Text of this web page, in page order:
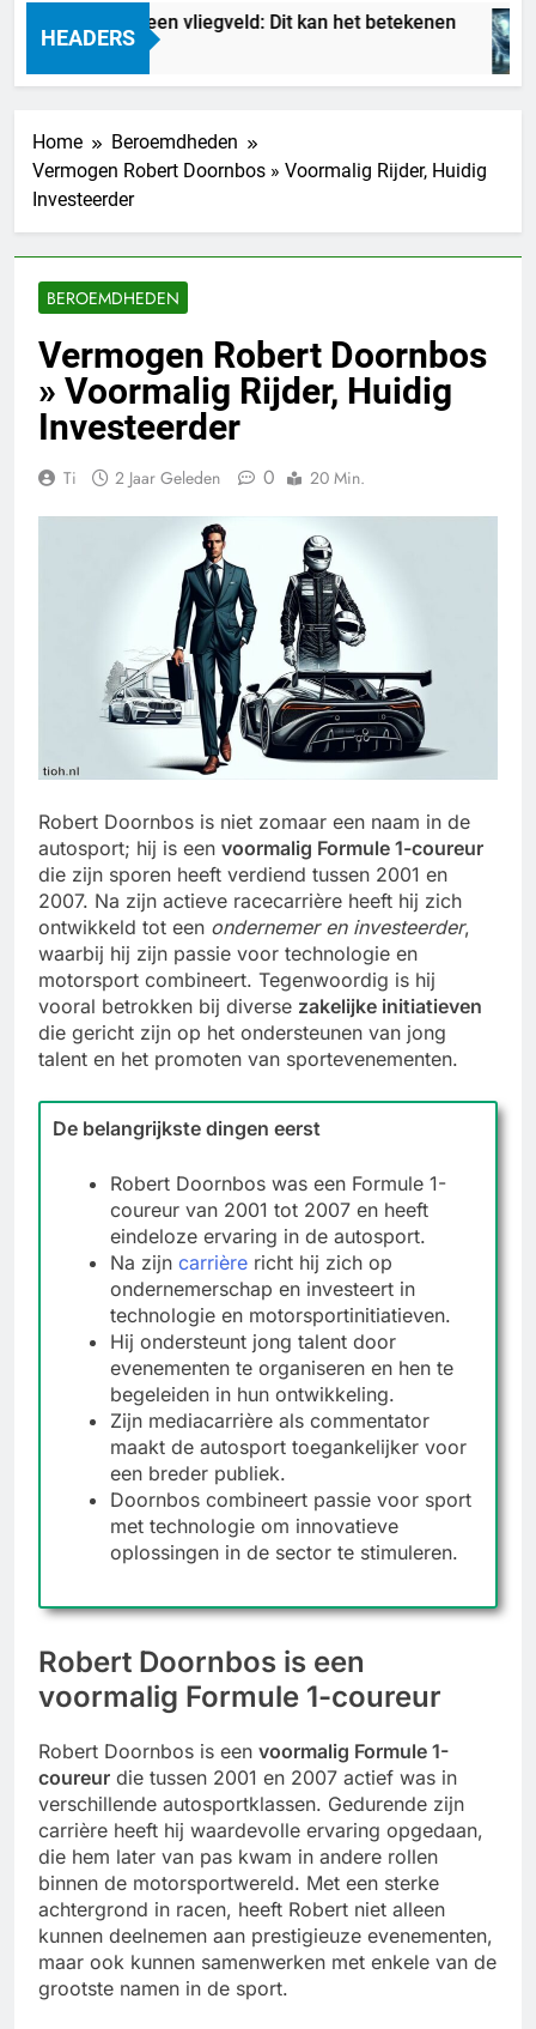
HEADERS
je van een vliegveld: Dit kan het betekenen
Geleden
Home
Beroemdheden
Vermogen Robert Doornbos » Voormalig Rijder, Huidig
Investeerder
BEROEMDHEDEN
Vermogen Robert Doornbos
» Voormalig Rijder, Huidig
Investeerder
Ti 2 Jaar Geleden 0 20 Min.
Robert Doornbos is niet zomaar een naam in de
autosport; hij is een voormalig Formule 1-coureur
die zijn sporen heeft verdiend tussen 2001 en
2007. Na zijn actieve racecarrière heeft hij zich
ontwikkeld tot een ondernemer en investeerder,
waarbij hij zijn passie voor technologie en
motorsport combineert. Tegenwoordig is hij
vooral betrokken bij diverse zakelijke initiatieven
die gericht zijn op het ondersteunen van jong
talent en het promoten van sportevenementen.
De belangrijkste dingen eerst
Robert Doornbos was een Formule 1-
coureur van 2001 tot 2007 en heeft
eindeloze ervaring in de autosport.
Na zijn carrière richt hij zich op
ondernemerschap en investeert in
technologie en motorsportinitiatieven.
Hij ondersteunt jong talent door
evenementen te organiseren en hen te
begeleiden in hun ontwikkeling.
Zijn mediacarrière als commentator
maakt de autosport toegankelijker voor
een breder publiek.
Doornbos combineert passie voor sport
met technologie om innovatieve
oplossingen in de sector te stimuleren.
Robert Doornbos is een
voormalig Formule 1-coureur
Robert Doornbos is een voormalig Formule 1-
coureur die tussen 2001 en 2007 actief was in
verschillende autosportklassen. Gedurende zijn
carrière heeft hij waardevolle ervaring opgedaan,
die hem later van pas kwam in andere rollen
binnen de motorsportwereld. Met een sterke
achtergrond in racen, heeft Robert niet alleen
kunnen deelnemen aan prestigieuze evenementen,
maar ook kunnen samenwerken met enkele van de
grootste namen in de sport.